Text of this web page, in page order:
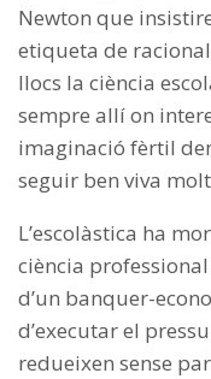
Newton que
etiqueta de
llocs la ciència
sempre allí on
imaginació fèrtil
seguir ben viva
L’escolàstica ha
ciència
d’un banquer-
d’executar el
redueixen sense